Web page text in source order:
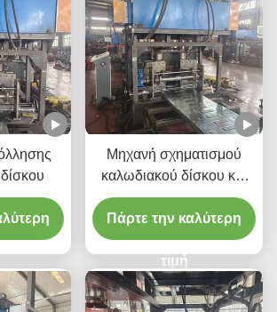
Μηχανή σχηματισμού
καλωδιακού δίσκου και
κυλίνδρου καλωδιακού
δίσκου
Πάρτε την καλύτερη
τιμή